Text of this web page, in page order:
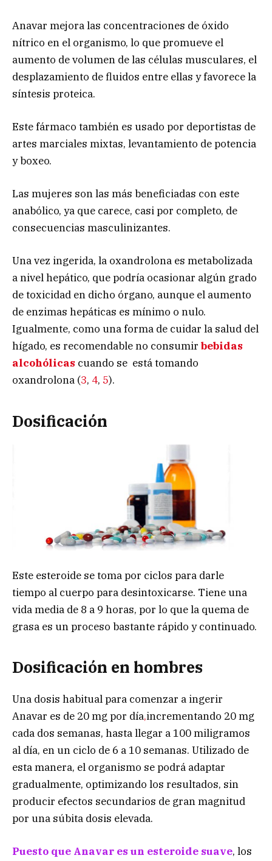
Anavar mejora las concentraciones de óxido
nítrico en el organismo, lo que promueve el
aumento de volumen de las células musculares, el
desplazamiento de fluidos entre ellas y favorece la
síntesis proteica.
Este fármaco también es usado por deportistas de
artes marciales mixtas, levantamiento de potencia
y boxeo.
Las mujeres son las más beneficiadas con este
anabólico, ya que carece, casi por completo, de
consecuencias masculinizantes.
Una vez ingerida, la oxandrolona es metabolizada
a nivel hepático, que podría ocasionar algún grado
de toxicidad en dicho órgano, aunque el aumento
de enzimas hepáticas es mínimo o nulo.
Igualmente, como una forma de cuidar la salud del
hígado, es recomendable no consumir bebidas
alcohólicas cuando se está tomando
oxandrolona (3, 4, 5).
Dosificación
Este esteroide se toma por ciclos para darle
tiempo al cuerpo para desintoxicarse. Tiene una
vida media de 8 a 9 horas, por lo que la quema de
grasa es un proceso bastante rápido y continuado.
Dosificación en hombres
Una dosis habitual para comenzar a ingerir
Anavar es de 20 mg por día,incrementando 20 mg
cada dos semanas, hasta llegar a 100 miligramos
al día, en un ciclo de 6 a 10 semanas. Utilizado de
esta manera, el organismo se podrá adaptar
gradualmente, optimizando los resultados, sin
producir efectos secundarios de gran magnitud
por una súbita dosis elevada.
Puesto que Anavar es un esteroide suave, los